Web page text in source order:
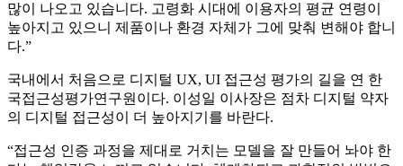
많이 나오고 있습니다. 고령화 시대에 이용자의 평균 연령이
높아지고 있으니 제품이나 환경 자체가 그에 맞춰 변해야 합니
다.”
국내에서 처음으로 디지털 UX, UI 접근성 평가의 길을 연 한
국접근성평가연구원이다. 이성일 이사장은 점차 디지털 약자
의 디지털 접근성이 더 높아지기를 바란다.
“접근성 인증 과정을 제대로 거치는 모델을 잘 만들어 놔야 한